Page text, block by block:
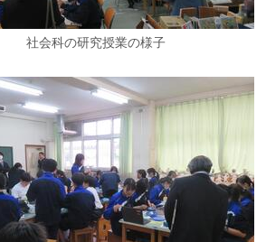
社会科の研究授業の様子